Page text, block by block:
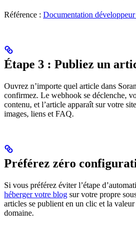
Référence : Documentation
Étape 3 : Publiez un
Ouvrez n’importe quel article dans
confirmez. Le webhook se déclenche,
contenu, et l’article apparaît sur votre
images, liens et FAQ.
Préférez zéro
Si vous préférez éviter l’étape
héberger votre blog sur votre propre
articles se publient en un clic et la
domaine.